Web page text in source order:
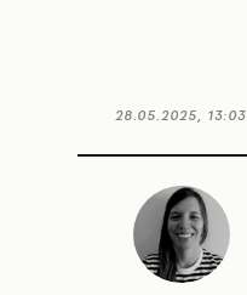
28.05.2025, 13:03